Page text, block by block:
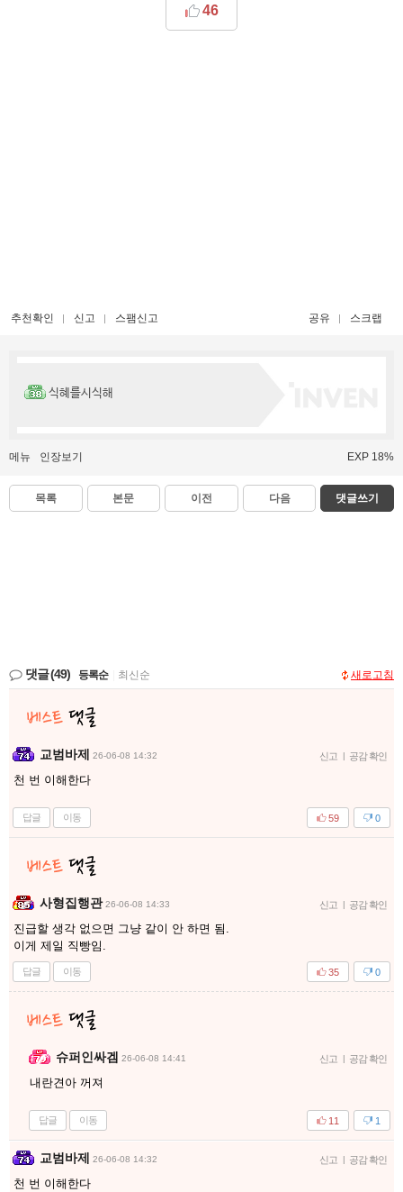
46
추천확인 신고 스팸신고 공유 스크랩
식혜를시식해
메뉴 인장보기 EXP 18%
목록 본문 이전 다음 댓글쓰기
댓글(49) 등록순 최신순 새로고침
교범바제 26-06-08 14:32 신고 | 공감 확인
천 번 이해한다
답글 이동 0
59
사형집행관 26-06-08 14:33 신고 | 공감 확인
진급할 생각 없으면 그냥 같이 안 하면 됨.
이게 제일 직빵임.
답글 이동 0
35
슈퍼인싸겜 26-06-08 14:41 신고 | 공감 확인
내란견아 꺼져
답글 이동 1
11
교범바제 26-06-08 14:32 신고 | 공감 확인
천 번 이해한다